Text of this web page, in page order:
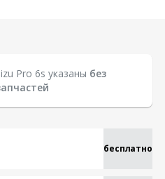
Pro 6s указаны без
бесплатно